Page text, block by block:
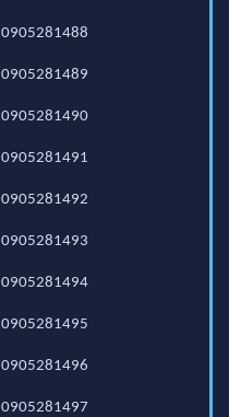
0905281488
0905281489
0905281490
0905281491
0905281492
0905281493
0905281494
0905281495
0905281496
0905281497